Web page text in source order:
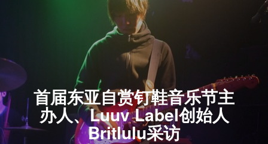
首届东亚自赏钉鞋音乐节主
办人、Luuv Label创始人
Britlulu采访